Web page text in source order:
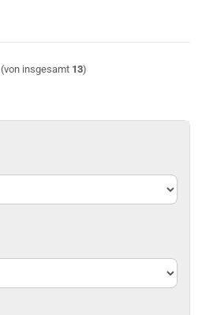
(von insgesamt 13)